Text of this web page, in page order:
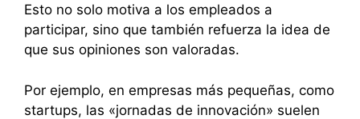
Esto no solo motiva a los empleados a
participar, sino que también refuerza la idea de
que sus opiniones son valoradas.
Por ejemplo, en empresas más pequeñas, como
startups, las «jornadas de innovación» suelen